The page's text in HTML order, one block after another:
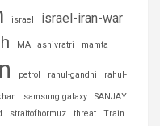
israel israel-iran-war
MAHashivratri mamta
petrol rahul-gandhi rahul-
samsung galaxy
SANJAY
straitofhormuz threat Train